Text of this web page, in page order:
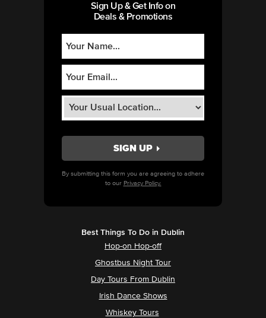
Sign Up & Get Info on
Deals & Promotions
By submitting this form you are agreeing to adhere
to our Privacy Policy.
Best Things To Do in Dublin
Hop-on Hop-off
Ghostbus Night Tour
Day Tours From Dublin
Irish Dance Shows
Whiskey Tours